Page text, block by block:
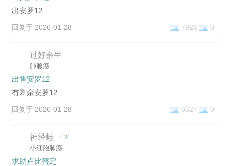
出安罗12
回复于 2026-01-28 7926 0
过好余生
肺腺癌
出售安罗12
有剩余安罗12
回复于 2026-01-28 6627 0
神经蛙
小细胞肺癌
求助卢比替定